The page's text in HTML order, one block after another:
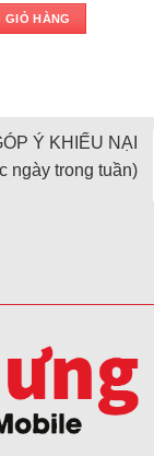
GIỎ HÀNG
Ý KHIẾU NẠI
ngày trong tuần)